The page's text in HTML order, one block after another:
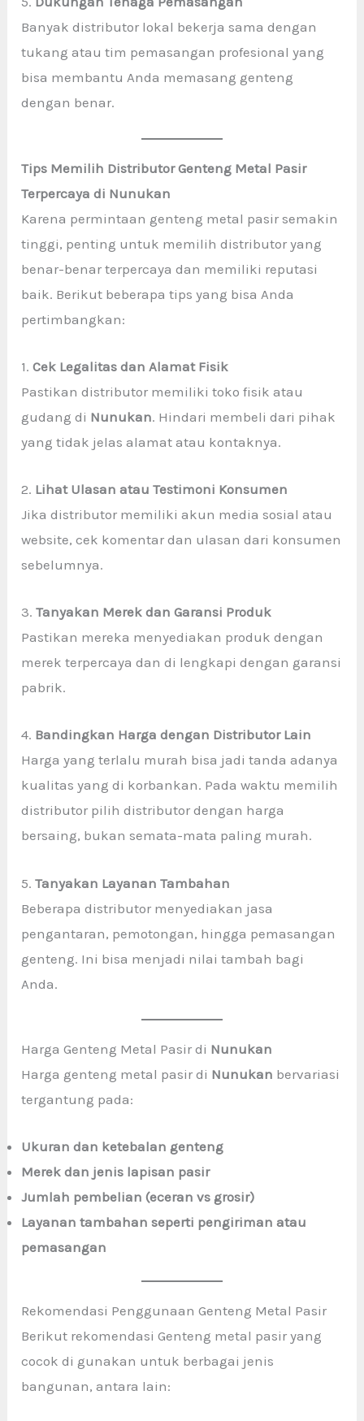
Banyak distributor lokal bekerja sama dengan
tukang atau tim pemasangan profesional yang
bisa membantu Anda memasang genteng
dengan benar.
Tips Memilih Distributor Genteng Metal Pasir
Terpercaya di Nunukan
Karena permintaan genteng metal pasir semakin
tinggi, penting untuk memilih distributor yang
benar-benar terpercaya dan memiliki reputasi
baik. Berikut beberapa tips yang bisa Anda
pertimbangkan:
1.Cek Legalitas dan Alamat Fisik
Pastikan distributor memiliki toko fisik atau
gudang di Nunukan. Hindari membeli dari pihak
yang tidak jelas alamat atau kontaknya.
2. Lihat Ulasan atau Testimoni Konsumen
Jika distributor memiliki akun media sosial atau
website, cek komentar dan ulasan dari konsumen
sebelumnya.
3.Tanyakan Merek dan Garansi Produk
Pastikan mereka menyediakan produk dengan
merek terpercaya dan di lengkapi dengan garansi
pabrik.
4. Bandingkan Harga dengan Distributor Lain
Harga yang terlalu murah bisa jadi tanda adanya
kualitas yang di korbankan. Pada waktu memilih
distributor pilih distributor dengan harga
bersaing, bukan semata-mata paling murah.
5.Tanyakan Layanan Tambahan
Beberapa distributor menyediakan jasa
pengantaran, pemotongan, hingga pemasangan
genteng. Ini bisa menjadi nilai tambah bagi
Anda.
Harga Genteng Metal Pasir di Nunukan
Harga genteng metal pasir di Nunukan bervariasi
tergantung pada:
Ukuran dan ketebalan genteng
Merek dan jenis lapisan pasir
Jumlah pembelian (eceran vs grosir)
Layanan tambahan seperti pengiriman atau
pemasangan
Rekomendasi Penggunaan Genteng Metal Pasir
Berikut rekomendasi Genteng metal pasir yang
cocok di gunakan untuk berbagai jenis
bangunan, antara lain: